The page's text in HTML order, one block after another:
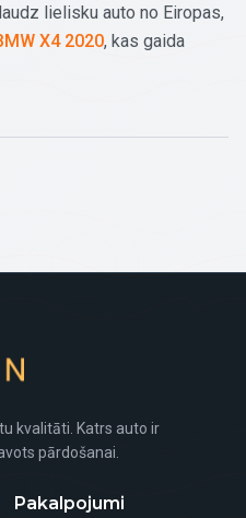
lielisku auto no Eiropas,
X4 2020, kas gaida
kvalitāti. Katrs auto ir
pārdošanai.
Pakalpojumi